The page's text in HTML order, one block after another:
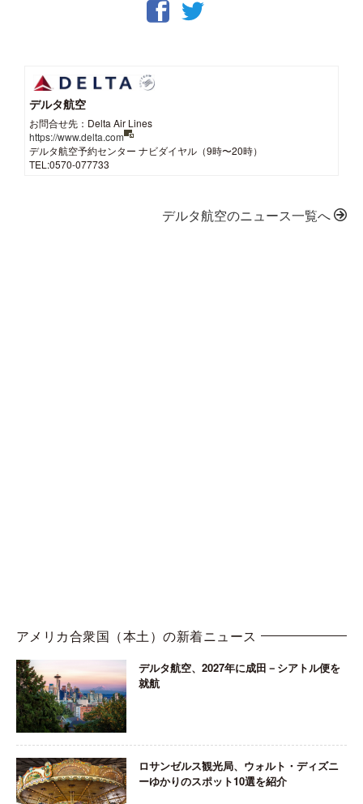
デルタ航空
お問合せ先：Delta Air Lines
https://www.delta.com
デルタ航空予約センター ナビダイヤル（9時〜20時）
TEL:0570-077733
デルタ航空のニュース一覧へ
アメリカ合衆国（本土）の新着ニュース
デルタ航空、2027年に成田－シアトル便を
就航
ロサンゼルス観光局、ウォルト・ディズニ
ーゆかりのスポット10選を紹介